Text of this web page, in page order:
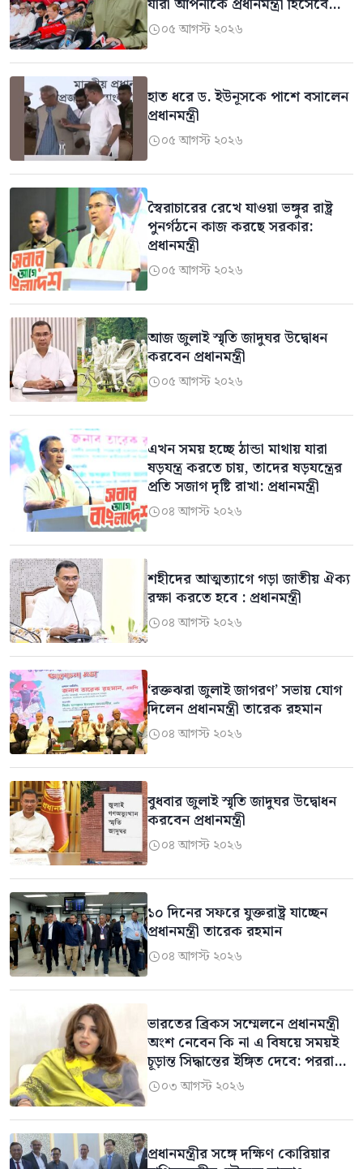
যারা আপনাকে প্রধানমন্ত্রী হিসেবে
দেখতে চায় না: কর্নেল অলি
০৫ আগস্ট ২০২৬
হাত ধরে ড. ইউনূসকে পাশে বসালেন
প্রধানমন্ত্রী
০৫ আগস্ট ২০২৬
স্বৈরাচারের রেখে যাওয়া ভঙ্গুর রাষ্ট্র
পুনর্গঠনে কাজ করছে সরকার:
প্রধানমন্ত্রী
০৫ আগস্ট ২০২৬
আজ জুলাই স্মৃতি জাদুঘর উদ্বোধন
করবেন প্রধানমন্ত্রী
০৫ আগস্ট ২০২৬
এখন সময় হচ্ছে ঠান্ডা মাথায় যারা
ষড়যন্ত্র করতে চায়, তাদের ষড়যন্ত্রের
প্রতি সজাগ দৃষ্টি রাখা: প্রধানমন্ত্রী
০৪ আগস্ট ২০২৬
শহীদের আত্মত্যাগে গড়া জাতীয় ঐক্য
রক্ষা করতে হবে : প্রধানমন্ত্রী
০৪ আগস্ট ২০২৬
‘রক্তঝরা জুলাই জাগরণ’ সভায় যোগ
দিলেন প্রধানমন্ত্রী তারেক রহমান
০৪ আগস্ট ২০২৬
বুধবার জুলাই স্মৃতি জাদুঘর উদ্বোধন
করবেন প্রধানমন্ত্রী
০৪ আগস্ট ২০২৬
১০ দিনের সফরে যুক্তরাষ্ট্র যাচ্ছেন
প্রধানমন্ত্রী তারেক রহমান
০৪ আগস্ট ২০২৬
ভারতের ব্রিকস সম্মেলনে প্রধানমন্ত্রী
অংশ নেবেন কি না এ বিষয়ে সময়ই
চূড়ান্ত সিদ্ধান্তের ইঙ্গিত দেবে: পররাষ্ট্র
প্রতিমন্ত্রী
০৩ আগস্ট ২০২৬
প্রধানমন্ত্রীর সঙ্গে দক্ষিণ কোরিয়ার